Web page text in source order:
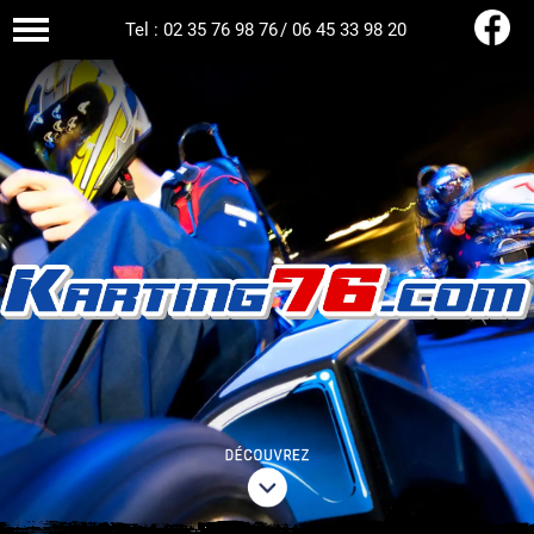
Tel : 02 35 76 98 76/ 06 45 33 98 20